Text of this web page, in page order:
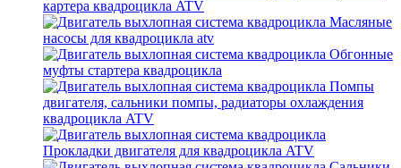
картера квадроцикла ATV
Масляные
насосы для квадроцикла atv
Обгонные
муфты стартера квадроцикла
Помпы
двигателя, сальники помпы, радиаторы охлаждения
квадроцикла ATV
Прокладки двигателя для квадроцикла ATV